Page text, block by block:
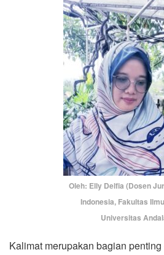
Oleh: Elly Delfia (Dosen
Indonesia, Fakultas
Universitas
Kalimat merupakan bagian